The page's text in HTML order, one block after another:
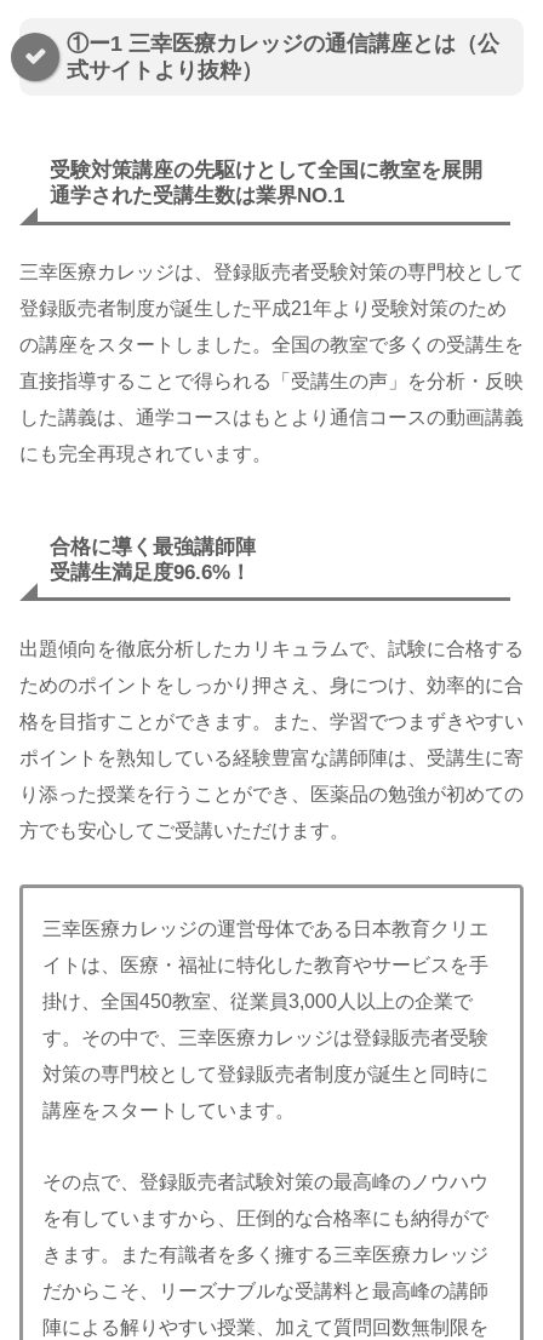
①ー1 三幸医療カレッジの通信講座とは（公
式サイトより抜粋）
受験対策講座の先駆けとして全国に教室を展開
通学された受講生数は業界NO.1
三幸医療カレッジは、登録販売者受験対策の専門校として
登録販売者制度が誕生した平成21年より受験対策のため
の講座をスタートしました。全国の教室で多くの受講生を
直接指導することで得られる「受講生の声」を分析・反映
した講義は、通学コースはもとより通信コースの動画講義
にも完全再現されています。
合格に導く最強講師陣
受講生満足度96.6%！
出題傾向を徹底分析したカリキュラムで、試験に合格する
ためのポイントをしっかり押さえ、身につけ、効率的に合
格を目指すことができます。また、学習でつまずきやすい
ポイントを熟知している経験豊富な講師陣は、受講生に寄
り添った授業を行うことができ、医薬品の勉強が初めての
方でも安心してご受講いただけます。
三幸医療カレッジの運営母体である日本教育クリエ
イトは、医療・福祉に特化した教育やサービスを手
掛け、全国450教室、従業員3,000人以上の企業で
す。その中で、三幸医療カレッジは登録販売者受験
対策の専門校として登録販売者制度が誕生と同時に
講座をスタートしています。
その点で、登録販売者試験対策の最高峰のノウハウ
を有していますから、圧倒的な合格率にも納得がで
きます。また有識者を多く擁する三幸医療カレッジ
だからこそ、リーズナブルな受講料と最高峰の講師
陣による解りやすい授業、加えて質問回数無制限を